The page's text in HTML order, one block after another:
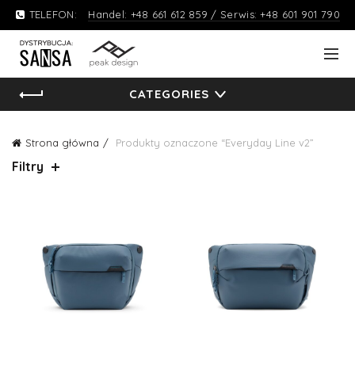
TELEFON: Handel: +48 661 612 859 / Serwis: +48 601 901 790
CATEGORIES
Strona główna Produkty oznaczone “Everyday Line v2”
Filtry